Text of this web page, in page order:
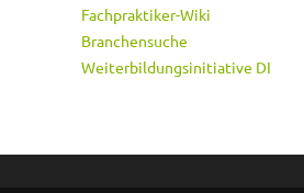
Fachpraktiker-Wiki
Branchensuche
Weiterbildungsinitiative DI